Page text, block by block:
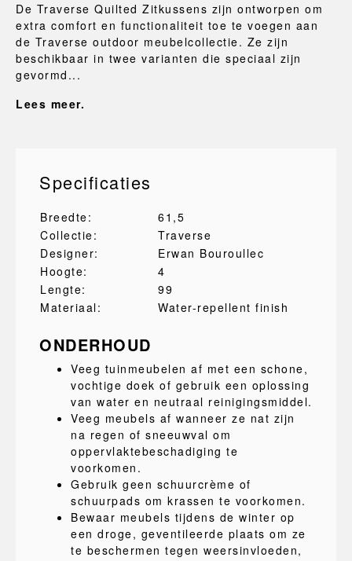
De Traverse Quilted Zitkussens zijn ontworpen om
extra comfort en functionaliteit toe te voegen aan
de Traverse outdoor meubelcollectie. Ze zijn
beschikbaar in twee varianten die speciaal zijn
gevormd...
Lees meer.
Specificaties
Breedte:
61,5
Collectie:
Traverse
Designer:
Erwan Bouroullec
Hoogte:
4
Lengte:
99
Materiaal:
Water-repellent finish
ONDERHOUD
Veeg tuinmeubelen af met een schone,
vochtige doek of gebruik een oplossing
van water en neutraal reinigingsmiddel.
Veeg meubels af wanneer ze nat zijn
na regen of sneeuwval om
oppervlaktebeschadiging te
voorkomen.
Gebruik geen schuurcrème of
schuurpads om krassen te voorkomen.
Bewaar meubels tijdens de winter op
een droge, geventileerde plaats om ze
te beschermen tegen weersinvloeden,